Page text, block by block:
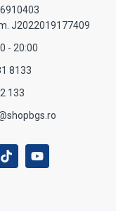
J2022019177409
- 20:00
8133
133